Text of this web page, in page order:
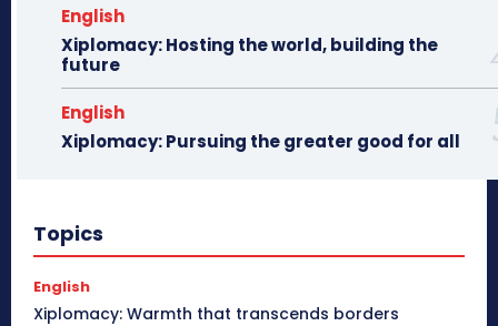
English
Xiplomacy: Hosting the world, building the
future
English
Xiplomacy: Pursuing the greater good for all
Topics
English
Xiplomacy: Warmth that transcends borders